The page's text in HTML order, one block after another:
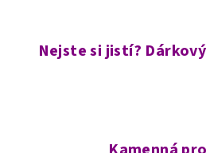
Nejste si jistí?